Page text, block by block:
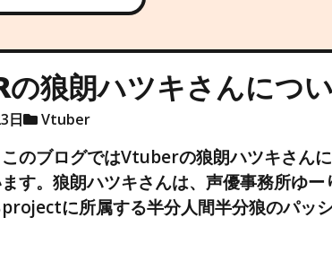
の狼朗ハツキさんにつ
日 Vtuber
のブログではVtuberの狼朗ハツキさん
す。狼朗ハツキさんは、声優事務所ゆー
に所属する半分人間半分狼のパッ